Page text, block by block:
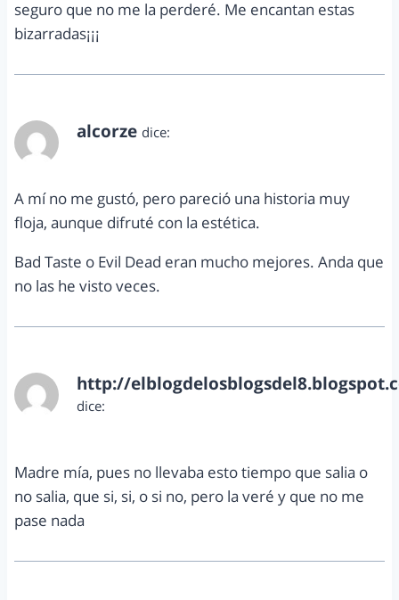
seguro que no me la perderé. Me encantan estas
bizarradas¡¡¡
alcorze dice:
A mí no me gustó, pero pareció una historia muy
floja, aunque difruté con la estética.
Bad Taste o Evil Dead eran mucho mejores. Anda que
no las he visto veces.
http://
dice:
Madre mía, pues no llevaba esto tiempo que salia o
no salia, que si, si, o si no, pero la veré y que no me
pase nada